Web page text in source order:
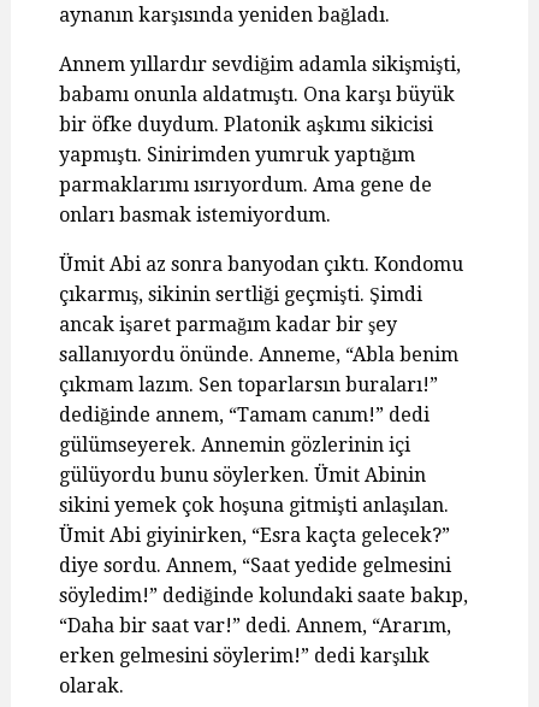
aynanın karşısında yeniden bağladı.
Annem yıllardır sevdiğim adamla sikişmişti,
babamı onunla aldatmıştı. Ona karşı büyük
bir öfke duydum. Platonik aşkımı sikicisi
yapmıştı. Sinirimden yumruk yaptığım
parmaklarımı ısırıyordum. Ama gene de
onları basmak istemiyordum.
Ümit Abi az sonra banyodan çıktı. Kondomu
çıkarmış, sikinin sertliği geçmişti. Şimdi
ancak işaret parmağım kadar bir şey
sallanıyordu önünde. Anneme, “Abla benim
çıkmam lazım. Sen toparlarsın buraları!”
dediğinde annem, “Tamam canım!” dedi
gülümseyerek. Annemin gözlerinin içi
gülüyordu bunu söylerken. Ümit Abinin
sikini yemek çok hoşuna gitmişti anlaşılan.
Ümit Abi giyinirken, “Esra kaçta gelecek?”
diye sordu. Annem, “Saat yedide gelmesini
söyledim!” dediğinde kolundaki saate bakıp,
“Daha bir saat var!” dedi. Annem, “Ararım,
erken gelmesini söylerim!” dedi karşılık
olarak.